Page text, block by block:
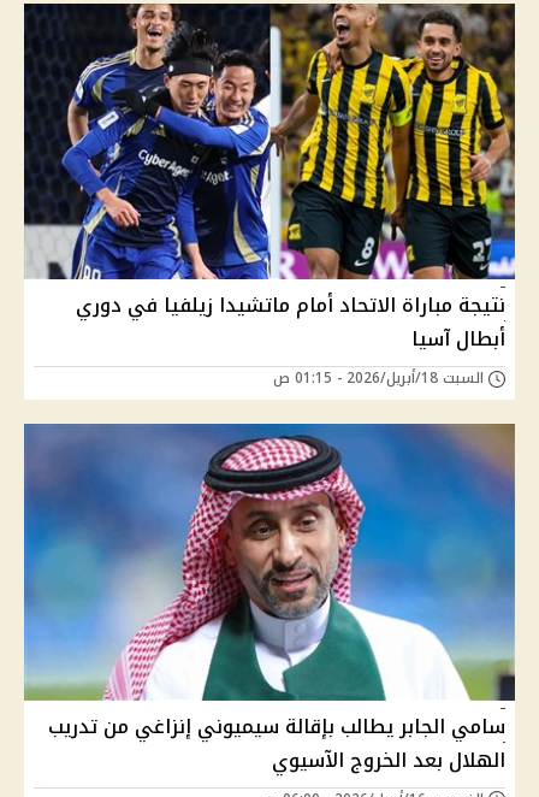
نتيجة مباراة الاتحاد أمام ماتشيدا زيلفيا في دوري
أبطال آسيا
السبت 18/أبريل/2026 - 01:15 ص
سامي الجابر يطالب بإقالة سيميوني إنزاغي من تدريب
الهلال بعد الخروج الآسيوي